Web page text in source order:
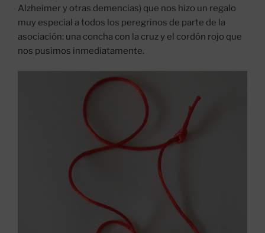
Alzheimer y otras demencias) que nos hizo un regalo
muy especial a todos los peregrinos de parte de la
asociación: una concha con la cruz y el cordón rojo que
nos pusimos inmediatamente.